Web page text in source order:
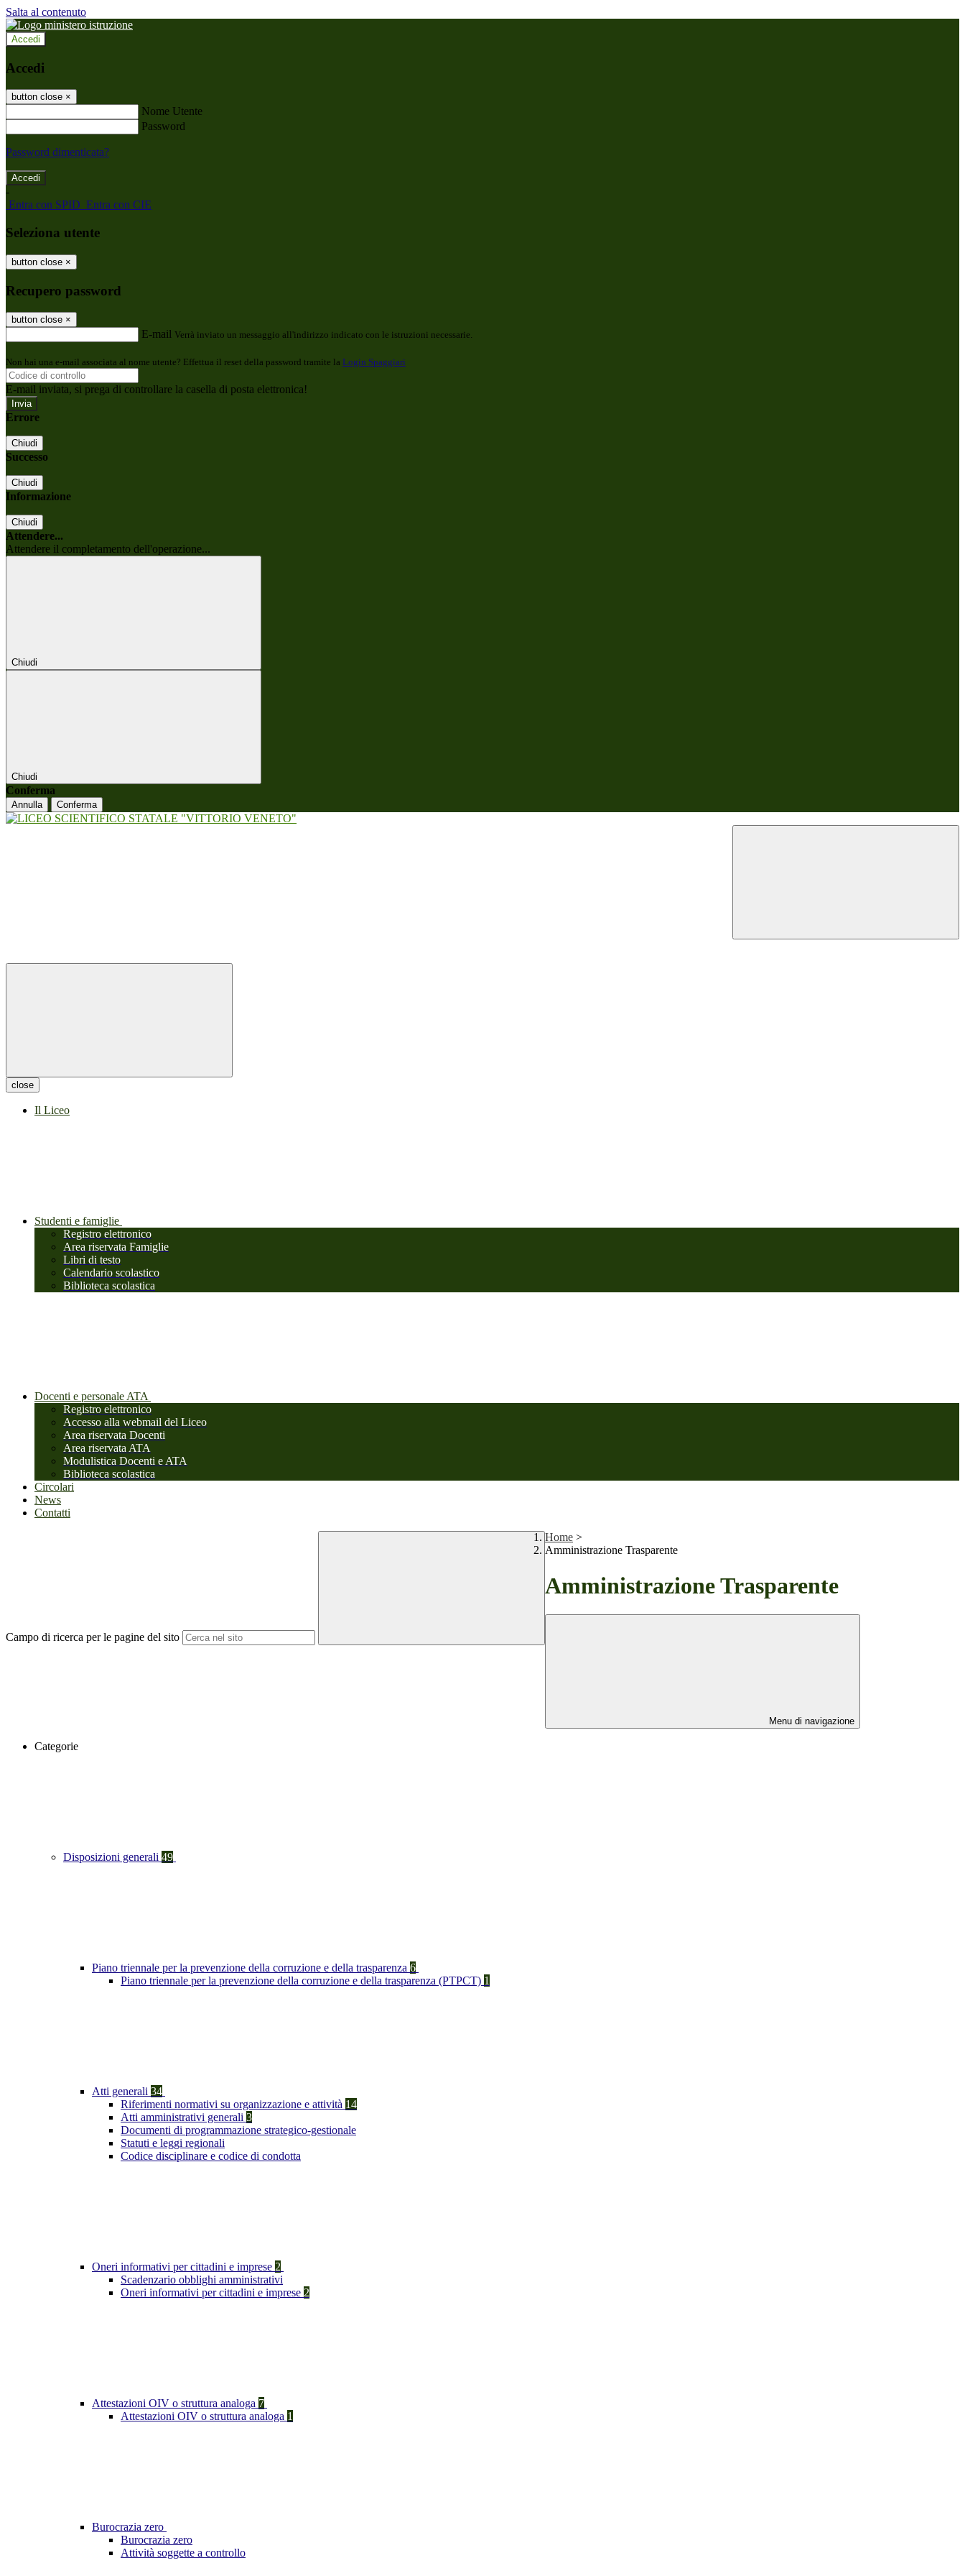
Salta al contenuto
Accedi
Accedi
button close ×
Nome Utente
Password
Password dimenticata?
-
Entra con SPID Entra con CIE
Seleziona utente
button close ×
Recupero password
button close ×
E-mail Verrà inviato un messaggio all'indirizzo indicato con le istruzioni necessarie.
Non hai una e-mail associata al nome utente? Effettua il reset della password tramite la Login Spaggiari
E-mail inviata, si prega di controllare la casella di posta elettronica!
Errore
Chiudi
Successo
Chiudi
Informazione
Chiudi
Attendere...
Attendere il completamento dell'operazione...
Chiudi
Chiudi
Conferma
Annulla Conferma
close
Il Liceo
Studenti e famiglie
Registro elettronico
Area riservata Famiglie
Libri di testo
Calendario scolastico
Biblioteca scolastica
Docenti e personale ATA
Registro elettronico
Accesso alla webmail del Liceo
Area riservata Docenti
Area riservata ATA
Modulistica Docenti e ATA
Biblioteca scolastica
Circolari
News
Contatti
Campo di ricerca per le pagine del sito
Home >
Amministrazione Trasparente
Amministrazione Trasparente
Menu di navigazione
Categorie
Disposizioni generali 49
Piano triennale per la prevenzione della corruzione e della trasparenza 6
Piano triennale per la prevenzione della corruzione e della trasparenza (PTPCT) 1
Atti generali 34
Riferimenti normativi su organizzazione e attività 14
Atti amministrativi generali 3
Documenti di programmazione strategico-gestionale
Statuti e leggi regionali
Codice disciplinare e codice di condotta
Oneri informativi per cittadini e imprese 2
Scadenzario obblighi amministrativi
Oneri informativi per cittadini e imprese 2
Attestazioni OIV o struttura analoga 7
Attestazioni OIV o struttura analoga 1
Burocrazia zero
Burocrazia zero
Attività soggette a controllo